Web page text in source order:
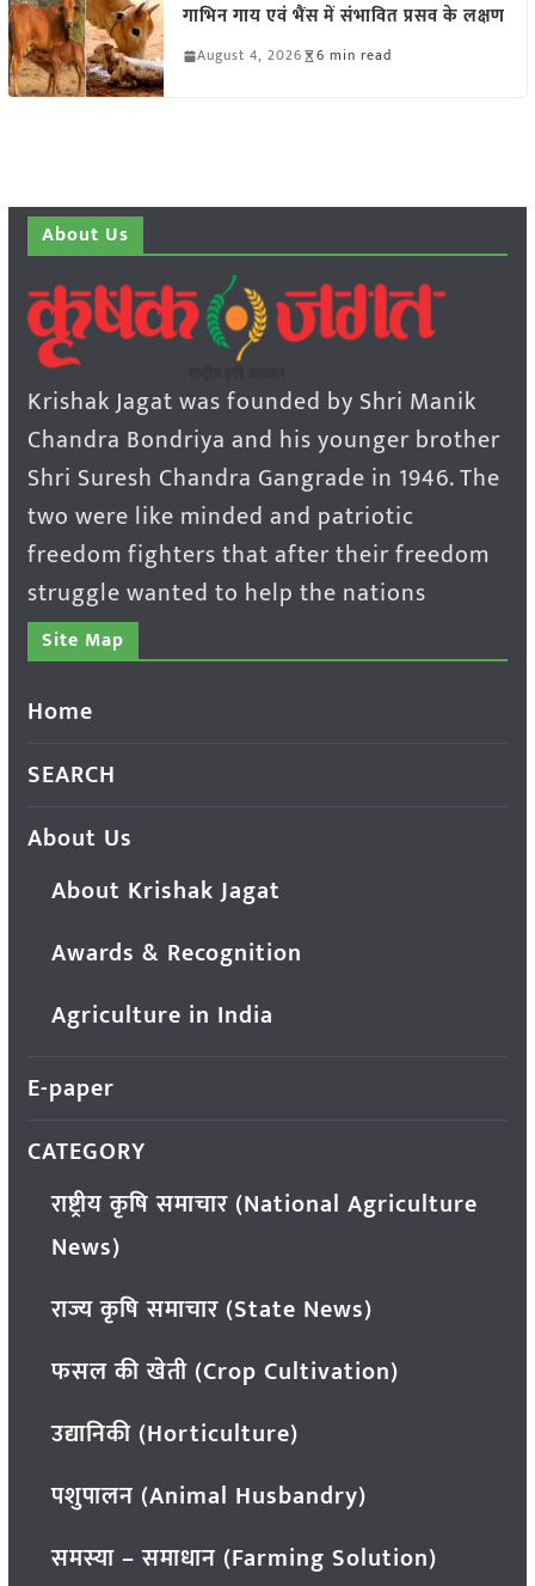
गाभिन गाय एवं भैंस में संभावित प्रसव के लक्षण
August 4, 2026 6 min read
About Us
Krishak Jagat was founded by Shri Manik
Chandra Bondriya and his younger brother
Shri Suresh Chandra Gangrade in 1946. The
two were like minded and patriotic
freedom fighters that after their freedom
struggle wanted to help the nations
Site Map
Home
SEARCH
About Us
About Krishak Jagat
Awards & Recognition
Agriculture in India
E-paper
CATEGORY
राष्ट्रीय कृषि समाचार (National Agriculture
News)
राज्य कृषि समाचार (State News)
फसल की खेती (Crop Cultivation)
उद्यानिकी (Horticulture)
पशुपालन (Animal Husbandry)
समस्या – समाधान (Farming Solution)